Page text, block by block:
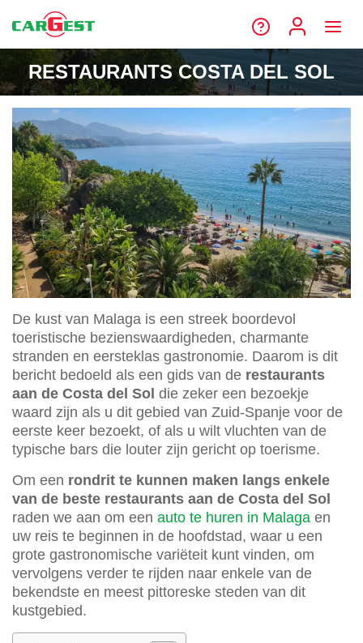
RESTAURANTS COSTA DEL SOL
De kust van Malaga is een streek boordevol
toeristische bezienswaardigheden, charmante
stranden en eersteklas gastronomie. Daarom is dit
bericht bedoeld als een gids van de restaurants
aan de Costa del Sol die zeker een bezoekje
waard zijn als u dit gebied van Zuid-Spanje voor de
eerste keer bezoekt, of als u wilt vluchten van de
typische bars die louter zijn gericht op toerisme.
Om een rondrit te kunnen maken langs enkele
van de beste restaurants aan de Costa del Sol
raden we aan om een auto te huren in Malaga en
uw reis te beginnen in de hoofdstad, waar u een
grote gastronomische variëteit kunt vinden, om
vervolgens verder te rijden naar enkele van de
bekendste en meest pittoreske steden van dit
kustgebied.